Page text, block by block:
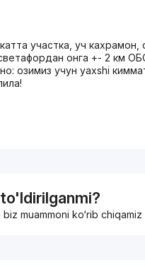
участка, уч
онга +- 2 км
озимиз учун yaxshi
muammoni ko‘rib chiqamiz